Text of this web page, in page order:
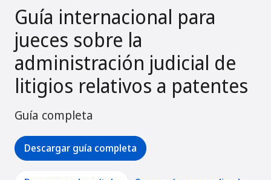
Guía internacional para
jueces sobre la
administración judicial de
litigios relativos a patentes
Guía completa
Descargar guía completa